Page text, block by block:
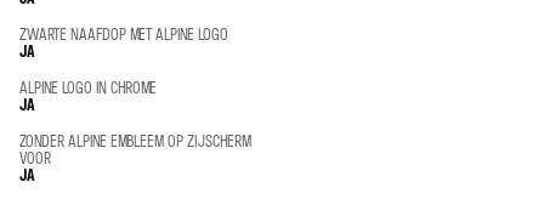
ZWARTE NAAFDOP MET ALPINE LOGO
JA
ALPINE LOGO IN CHROME
JA
ZONDER ALPINE EMBLEEM OP ZIJSCHERM
VOOR
JA